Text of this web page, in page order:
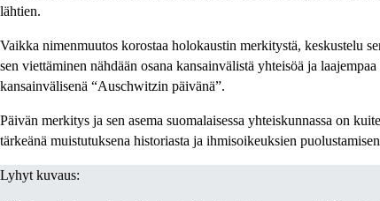
lähtien.
Vaikka nimenmuutos korostaa holokaustin merkitystä, keskustelu
sen viettäminen nähdään osana kansainvälistä yhteisöä ja
kansainvälisenä “Auschwitzin päivänä”.
Päivän merkitys ja sen asema suomalaisessa yhteiskunnassa on
tärkeänä muistutuksena historiasta ja ihmisoikeuksien
Lyhyt kuvaus: